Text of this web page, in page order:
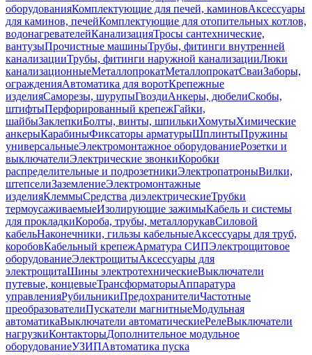
оборудованияКомплектующие для печей, каминовАксессуары
для каминов, печейКомплектующие для отопительных котлов,
водонагревателейКанализацияТросы сантехнические,
вантузыПрочистные машиныТрубы, фитинги внутренней
канализацииТрубы, фитинги наружной канализацииЛюки
канализационныеМеталлопрокатМеталлопрокатСваиЗаборы,
огражденияАвтоматика для воротКрепежные
изделияСаморезы, шурупыГвоздиАнкеры, дюбелиСкобы,
штифтыПерфорированный крепежГайки,
шайбыЗаклепкиБолты, винты, шпилькиХомутыХимические
анкерыКарабиныФиксаторы арматурыШплинтыПружины
универсальныеЭлектромонтажное оборудованиеРозетки и
выключателиЭлектрические звонкиКоробки
распределительные и подрозетникиЭлектропатроныВилки,
штепселиЗаземлениеЭлектромонтажные
изделияКлеммыСредства диэлектрическиеТрубки
термоусаживаемыеИзолирующие зажимыКабель и системы
для прокладкиКороба, трубы, металлорукавСиловой
кабельНаконечники, гильзы кабельныеАксессуары для труб,
коробовКабельный крепежАрматура СИПЭлектрощитовое
оборудованиеЭлектрощитыАксессуары для
электрощитаШины электротехническиеВыключатели
путевые, концевыеТрансформаторыАппаратура
управленияРубильникиПредохранителиЧастотные
преобразователиПускатели магнитныеМодульная
автоматикаВыключатели автоматическиеРелеВыключатели
нагрузкиКонтакторыДополнительное модульное
оборудованиеУЗИПАвтоматика пуска